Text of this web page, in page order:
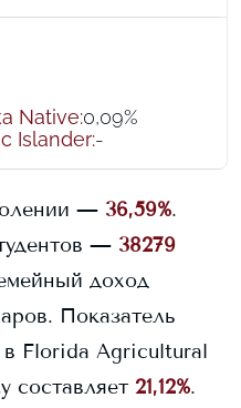
Native:0,09%
Islander:-
— 36,59%.
— 38279
доход
Показатель
Florida Agricultural
составляет 21,12%.